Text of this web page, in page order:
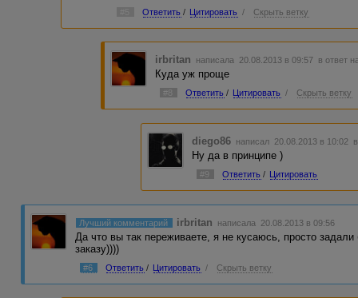
Ответить / Цитировать / Скрыть ветку
irbritan написала 20.08.2013 в 09:57 в ответ
Куда уж проще
#8 Ответить / Цитировать / Скрыть ветку
diego86 написал 20.08.2013 в 10:02
Ну да в принципе )
#9 Ответить / Цитировать
Лучший комментарий irbritan написала 20.08.2013 в 09:56
Да что вы так переживаете, я не кусаюсь, просто
заказу))))
#6 Ответить / Цитировать / Скрыть ветку